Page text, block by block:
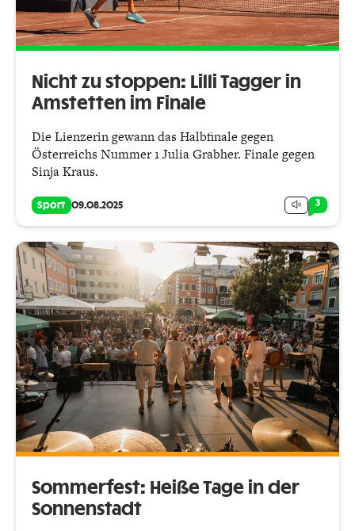
Nicht zu stoppen: Lilli Tagger in
Amstetten im Finale
Die Lienzerin gewann das Halbfinale gegen
Österreichs Nummer 1 Julia Grabher. Finale gegen
Sinja Kraus.
Sport 09.08.2025 3
Sommerfest: Heiße Tage in der
Sonnenstadt